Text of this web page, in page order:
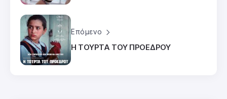
Επόμενο
Η ΤΟΥΡΤΑ ΤΟΥ ΠΡΟΕΔΡΟΥ